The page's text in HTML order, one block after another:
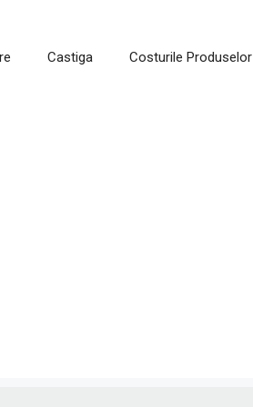
Castiga Costurile Produselor